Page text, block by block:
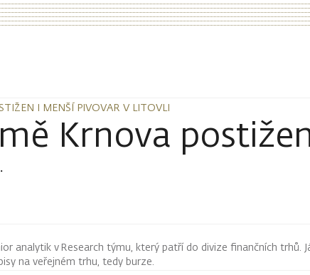
I MENŠÍ PIVOVAR V LITOVLI
I MENŠÍ PIVOVAR V LITOVLI
Krnova
analytik v Research týmu, který patří do divize finančních trhů.
na veřejném trhu, tedy burze.